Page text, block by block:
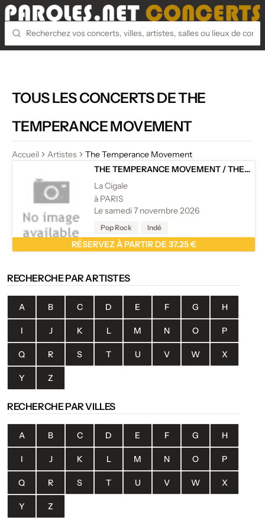
TOUS LES CONCERTS DE THE
TEMPERANCE MOVEMENT
Accueil Artistes
The Temperance Movement
THE TEMPERANCE MOVEMENT /THE TEMPERANCE MOVEMENT - LET IT ALL OUT TOUR
La Cigale
à PARIS
Le samedi 7 novembre 2026
Pop Rock Indé
RÉSERVEZ À PARTIR DE 37.25 €
RECHERCHE PAR ARTISTES
A B C D E F G H
I J K L M N O P
Q R S T U V W X
Y Z
RECHERCHE PAR VILLES
A B C D E F G H
I J K L M N O P
Q R S T U V W X
Y Z